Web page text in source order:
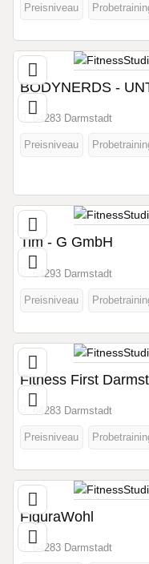
Preisniveau
BODYNERDS -
64283 Darmstadt
Preisniveau
Tim - G GmbH
64293 Darmstadt
Preisniveau
Fitness First
64283 Darmstadt
Preisniveau
FiguraWohl
64283 Darmstadt